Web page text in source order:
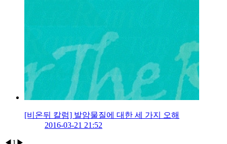
[비온뒤 칼럼] 발암물질에 대한 세 가지 오해
2016-03-21 21:52